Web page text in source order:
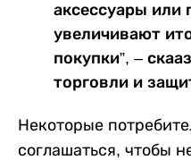
аксессуары или
увеличивают
покупки”, –
торговли и
Некоторые
соглашаться, чтобы